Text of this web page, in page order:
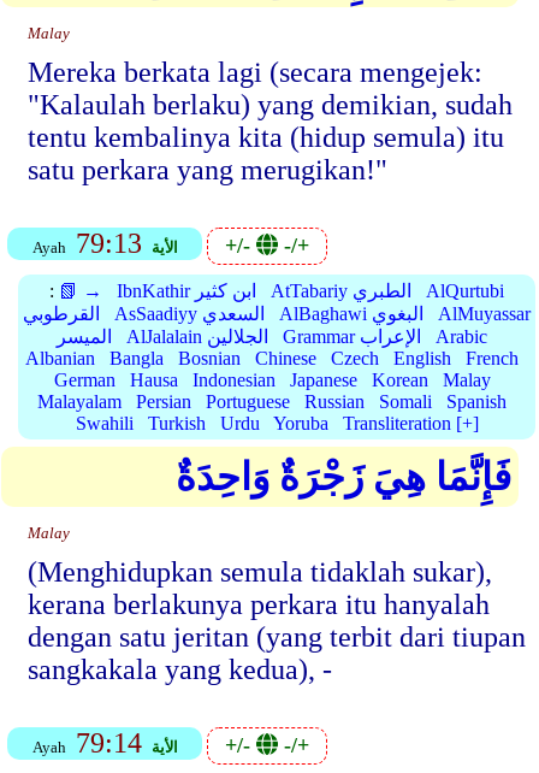
Malay
Mereka berkata lagi (secara mengejek:
"Kalaulah berlaku) yang demikian, sudah
tentu kembalinya kita (hidup semula) itu
satu perkara yang merugikan!"
Ayah 79:13 الأية +/- -/+
: 📗 → IbnKathir ابن كثير AtTabariy الطبري
AlQurtubi
القرطوبي
AsSaadiyy السعدي AlBaghawi البغوي
AlMuyassar
الميسر
AlJalalain الجلالين Grammar الإعراب
Arabic
Albanian
Bangla Bosnian Chinese Czech English
French
German
Hausa Indonesian Japanese Korean
Malay
Malayalam
Persian Portuguese Russian Somali
Spanish
Swahili
Turkish Urdu Yoruba Transliteration [+]
فَإِنَّمَا هِيَ زَجْرَةٌ وَاحِدَةٌ
Malay
(Menghidupkan semula tidaklah sukar),
kerana berlakunya perkara itu hanyalah
dengan satu jeritan (yang terbit dari tiupan
sangkakala yang kedua), -
Ayah 79:14 الأية +/- -/+